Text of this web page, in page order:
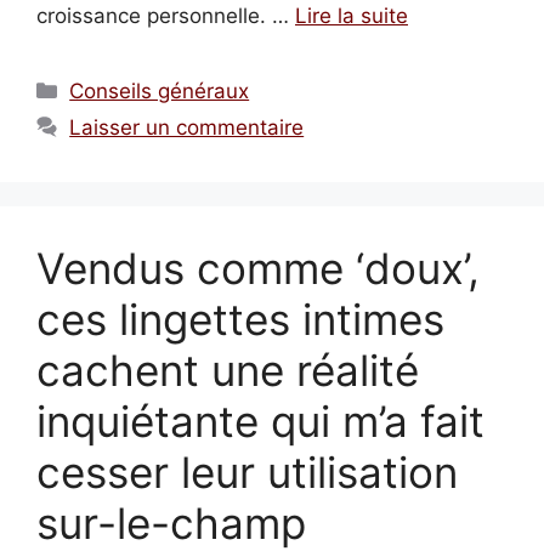
croissance personnelle. … Lire la suite
Catégories
Conseils généraux
Laisser un commentaire
Vendus comme ‘doux’,
ces lingettes intimes
cachent une réalité
inquiétante qui m’a fait
cesser leur utilisation
sur-le-champ